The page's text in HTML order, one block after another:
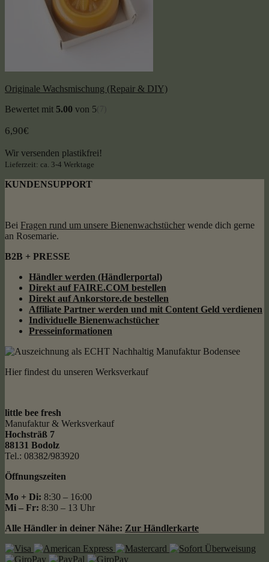
Originale Wachsmischung (Repair & DIY)
Bewertet mit 5.00 von 5
6,90€
Wir versenden plastikfrei!
Lieferzeit: ca. 3-4 Werktage
KUNDENSUPPORT
Bei Fragen rund um unsere Bienenwachstücher wende dich gerne
an Rosemarie.
B2B + PRESSE
Händler werden (Händlerportal)
Direkt auf FAIRE.COM bestellen
Direkt auf Ankorstore.de bestellen
Affiliate Partner werden und mit Content Geld verdienen
Individuelle Bienenwachstücher
Presseinformationen
Hier findest du unseren Werksverkauf
little bee fresh
Manufaktur & Werksverkauf
Hochsträß 7
88131 Bodolz
Tel.: 08382/983920
Öffnungszeiten
Mo + Di: 8:30 – 16:00
Mi – Fr: 8:30 – 13 Uhr
Alle Händler in deiner Nähe: Zur Händlerkarte